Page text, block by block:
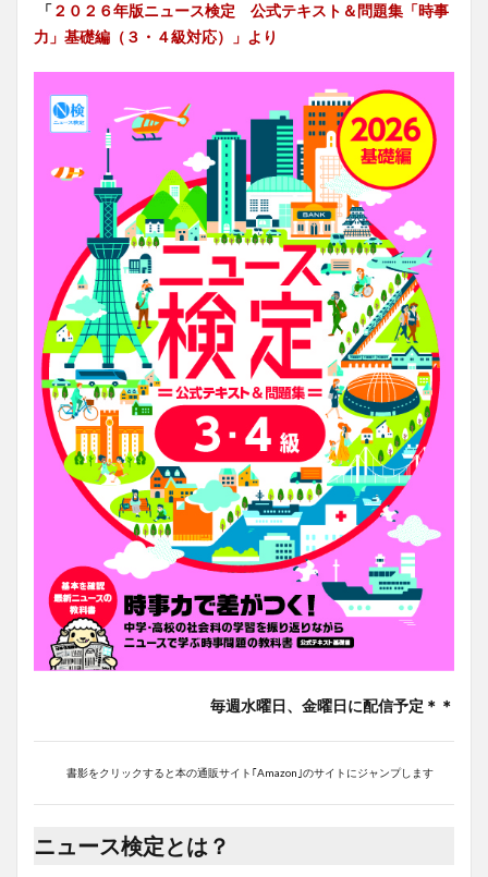
「２０２６年版ニュース検定 公式テキスト＆問題集「時事
力」基礎編（３・４級対応）」より
毎週水曜日、金曜日に配信予定＊＊
書影をクリックすると本の通販サイト｢Amazon｣のサイトにジャンプします
ニュース検定とは？